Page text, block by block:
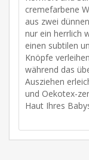
cremefarbene
aus zwei
nur ein herrlich
einen subtilen
Knöpfe
während das
Ausziehen
und Oekotex-
Haut Ihres